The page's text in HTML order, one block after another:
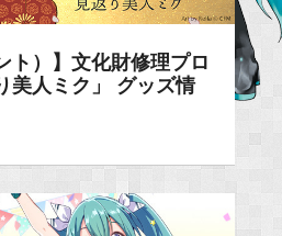
ト）】文化財修理プロ
美人ミク」 グッズ情